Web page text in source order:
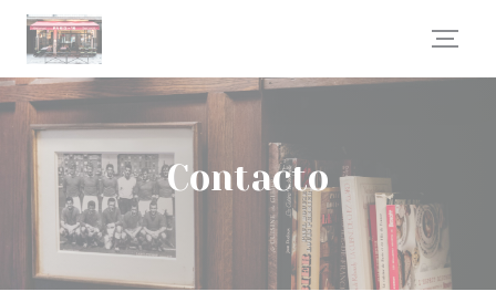
Personalización de sus opciones de cookies
Contacto